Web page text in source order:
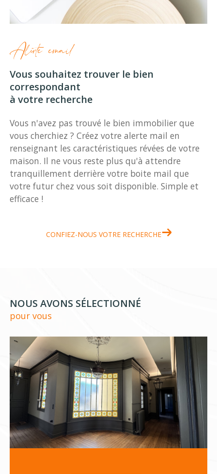
Alerte email
Vous souhaitez trouver le bien
correspondant
à votre recherche
Vous n'avez pas trouvé le bien immobilier que
vous cherchiez ? Créez votre alerte mail en
renseignant les caractéristiques révées de votre
maison. Il ne vous reste plus qu'à attendre
tranquillement derrière votre boite mail que
votre futur chez vous soit disponible. Simple et
efficace !
CONFIEZ-NOUS VOTRE RECHERCHE
NOUS AVONS SÉLECTIONNÉ
pour vous